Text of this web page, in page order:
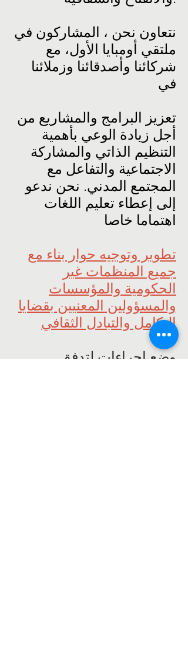
نتعاون نحن ، المشاركون في
ملتقي أومبايا الأول، مع
شركائنا وأصدقائنا وزملائنا
في
تعزيز البرامج والمشاريع من
أجل زيادة الوعي بأهمية
التنظيم الذاتي والمشاركة
الاجتماعية والتفاعل مع
المجتمع المدني. نحن ندعو
إلى إعطاء تعليم اللغات
اهتماما خاصا
تطوير وتوجيه حوار بناء مع
جميع المنظمات غير
الحكومية والمؤسسات
والمسؤولين المعنيين بقضايا
التكامل والتبادل الثقافي
وضع إجراءات لتدفق